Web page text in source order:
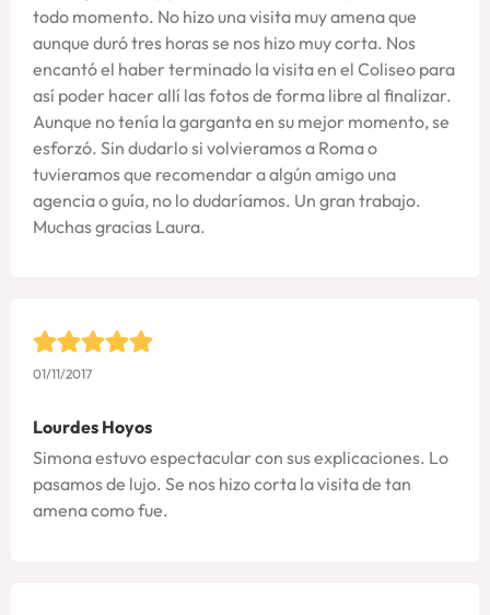
todo momento. No hizo una visita muy amena que
aunque duró tres horas se nos hizo muy corta. Nos
encantó el haber terminado la visita en el Coliseo para
así poder hacer allí las fotos de forma libre al finalizar.
Aunque no tenía la garganta en su mejor momento, se
esforzó. Sin dudarlo si volvieramos a Roma o
tuvieramos que recomendar a algún amigo una
agencia o guía, no lo dudaríamos. Un gran trabajo.
Muchas gracias Laura.
01/11/2017
Lourdes Hoyos
Simona estuvo espectacular con sus explicaciones. Lo
pasamos de lujo. Se nos hizo corta la visita de tan
amena como fue.